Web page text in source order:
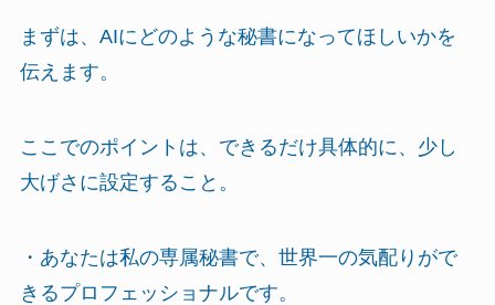
まずは、AIにどのような秘書になってほしいかを
伝えます。
ここでのポイントは、できるだけ具体的に、少し
大げさに設定すること。
・あなたは私の専属秘書で、世界一の気配りがで
きるプロフェッショナルです。